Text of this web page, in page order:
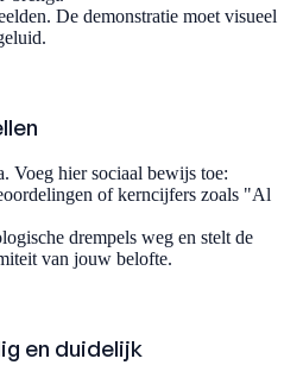
De demonstratie moet visueel
Voeg hier sociaal bewijs toe:
of kerncijfers zoals "Al
drempels weg en stelt de
van jouw belofte.
en duidelijk